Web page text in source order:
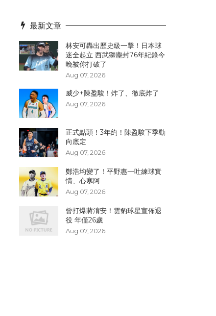
最新文章
林安可轟出歷史級一擊！日本球
迷全起立 西武獅塵封76年紀錄今
晚被你打破了
Aug 07, 2026
威少+陳盈駿！炸了、徹底炸了
Aug 07, 2026
正式點頭！3年約！陳盈駿下季動
向底定
Aug 07, 2026
鄭浩均變了！平野惠一吐練球實
情、心寒阿
Aug 07, 2026
曾打爆蔣淯安！雲豹球星宣佈退
役 年僅26歲
Aug 07, 2026